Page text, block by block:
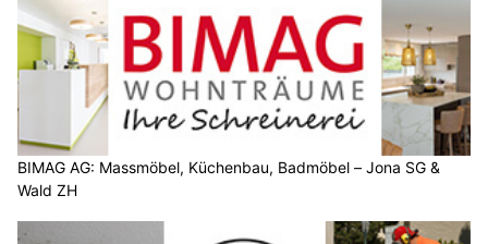
BIMAG AG: Massmöbel, Küchenbau, Badmöbel – Jona SG &
Wald ZH